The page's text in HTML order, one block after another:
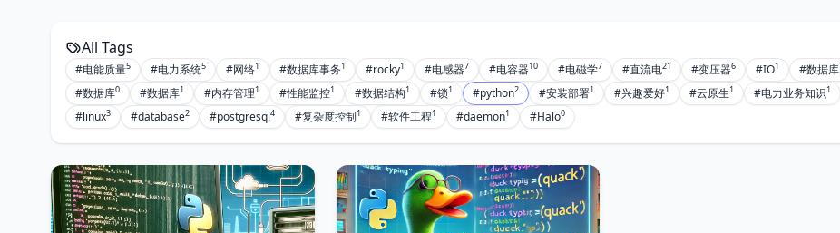
All Tags
#电能质量5 #电力系统5 #网络1 #数据库事务1 #rocky1 #电感器7 #电容器10 #电磁学7 #直流电21 #变压器6 #IO1 #数据库
#数据库0 #数据库1 #内存管理1 #性能监控1 #数据结构1 #锁1 #python2 #安装部署1 #兴趣爱好1 #云原生1 #电力业务知识1
#linux3 #database2 #postgresql4 #复杂度控制1 #软件工程1 #daemon1 #Halo0